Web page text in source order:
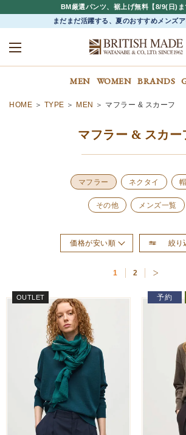
BM厳選パンツ、裾上げ無料【8/9(日)ま
まだまだ活躍する、夏のおすすめメンズ
MEN WOMEN BRANDS
HOME TYPE MEN マフラー & スカーフ
マフラー & スカー
マフラー ネクタイ
その他 メンズ一覧
絞り
価格が安い順
1 2
OUTLET 予約